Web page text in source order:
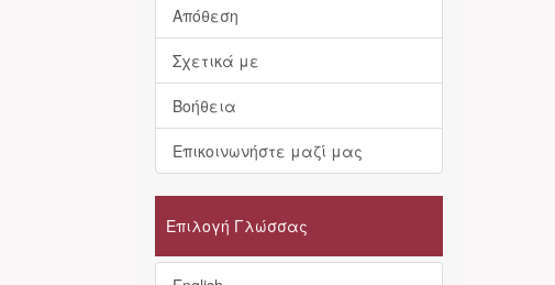
Απόθεση
Σχετικά με
Βοήθεια
Επικοινωνήστε μαζί μας
Επιλογή Γλώσσας